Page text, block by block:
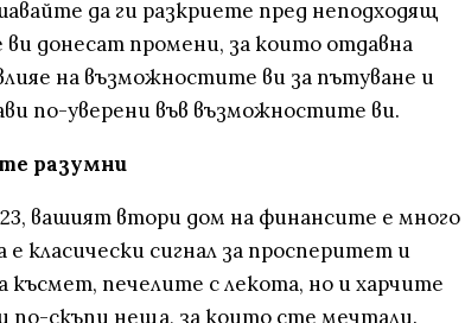
да ги разкриете пред неподходящ
донесат промени, за които отдавна
на възможностите ви за пътуване и
по-уверени във възможностите ви.
разумни
вашият втори дом на финансите е много
е класически сигнал за просперитет и
късмет, печелите с лекота, но и харчите
по-скъпи неща, за които сте мечтали.